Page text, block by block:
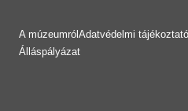
A múzeumról Adatvédelmi tájékoztató
Álláspályázat